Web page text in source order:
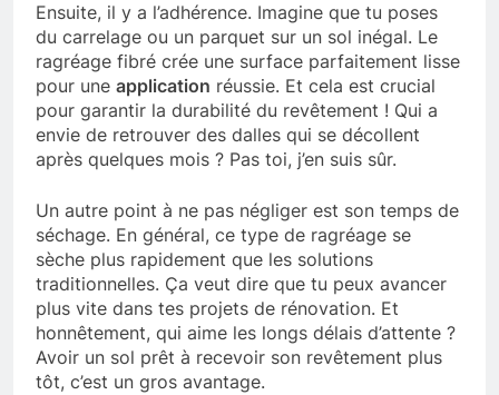
Ensuite, il y a l’adhérence. Imagine que tu poses
du carrelage ou un parquet sur un sol inégal. Le
ragréage fibré crée une surface parfaitement lisse
pour une application réussie. Et cela est crucial
pour garantir la durabilité du revêtement ! Qui a
envie de retrouver des dalles qui se décollent
après quelques mois ? Pas toi, j’en suis sûr.
Un autre point à ne pas négliger est son temps de
séchage. En général, ce type de ragréage se
sèche plus rapidement que les solutions
traditionnelles. Ça veut dire que tu peux avancer
plus vite dans tes projets de rénovation. Et
honnêtement, qui aime les longs délais d’attente ?
Avoir un sol prêt à recevoir son revêtement plus
tôt, c’est un gros avantage.